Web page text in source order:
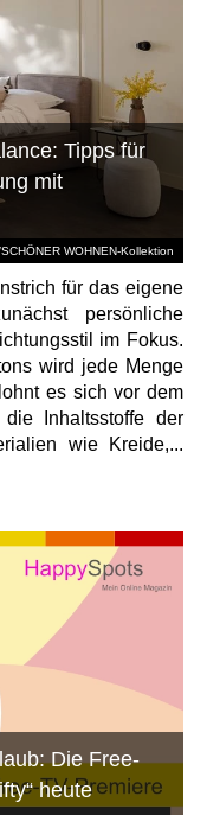
WOHNEN-Kollektion
Tipps für
mit
für das eigene
persönliche
im Fokus.
wird jede Menge
es sich vor dem
Inhaltsstoffe der
wie Kreide,...
Die Free-
heute